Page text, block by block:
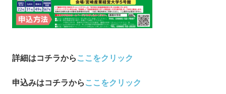
詳細はコチラからここをクリック
申込みはコチラからここをクリック